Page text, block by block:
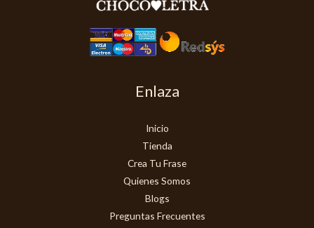
Enlaza
Inicio
Tienda
Crea Tu Frase
Quienes Somos
Blogs
Preguntas Frecuentes